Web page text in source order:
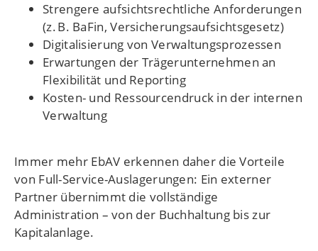
Strengere aufsichtsrechtliche Anforderungen
(z. B. BaFin, Versicherungsaufsichtsgesetz)
Digitalisierung von Verwaltungsprozessen
Erwartungen der Trägerunternehmen an
Flexibilität und Reporting
Kosten- und Ressourcendruck in der internen
Verwaltung
Immer mehr EbAV erkennen daher die Vorteile
von Full-Service-Auslagerungen: Ein externer
Partner übernimmt die vollständige
Administration – von der Buchhaltung bis zur
Kapitalanlage.